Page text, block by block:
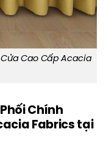
Cửa Cao Cấp Acacia
Chính
Fabrics tại